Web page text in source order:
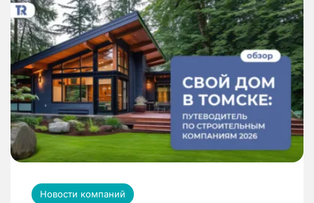
Новости компаний